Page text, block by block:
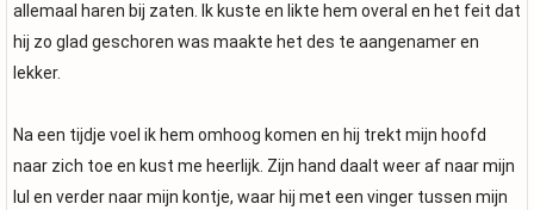
allemaal haren bij zaten. Ik kuste en likte hem overal en het feit dat
hij zo glad geschoren was maakte het des te aangenamer en
lekker.
Na een tijdje voel ik hem omhoog komen en hij trekt mijn hoofd
naar zich toe en kust me heerlijk. Zijn hand daalt weer af naar mijn
lul en verder naar mijn kontje, waar hij met een vinger tussen mijn